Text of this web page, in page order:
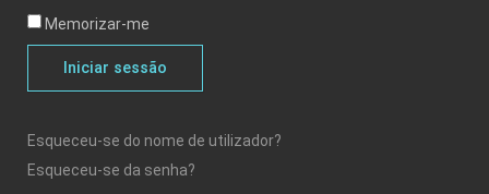
Memorizar-me
Iniciar sessão
Esqueceu-se do nome de utilizador?
Esqueceu-se da senha?